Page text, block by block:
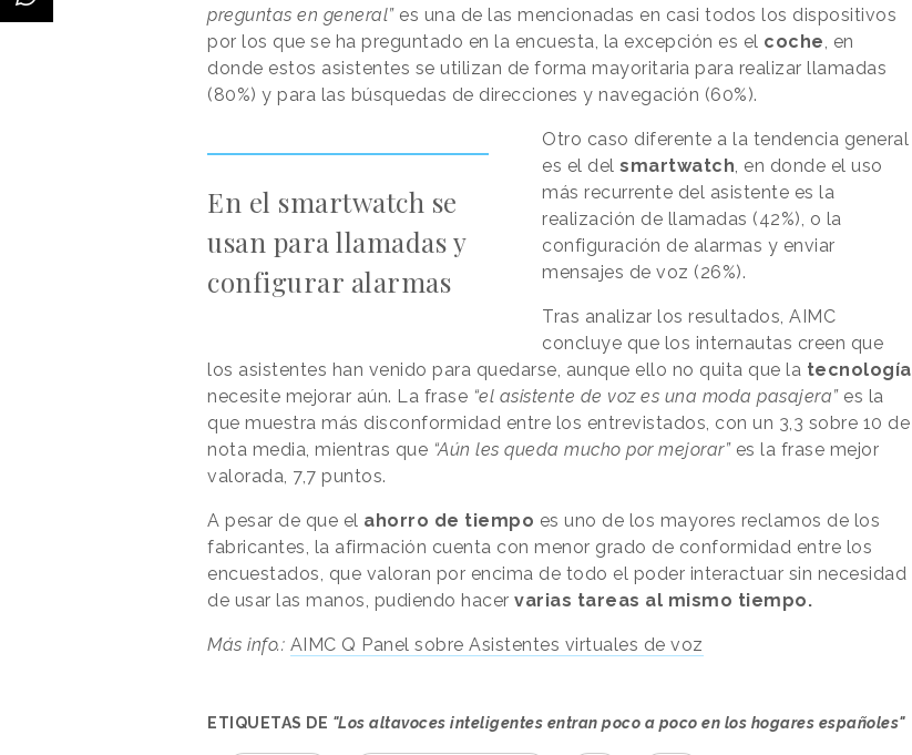
preguntas en general” es una de las mencionadas en casi todos los dispositivos
por los que se ha preguntado en la encuesta, la excepción es el coche , en
donde estos asistentes se utilizan de forma mayoritaria para realizar llamadas
(80%) y para las búsquedas de direcciones y navegación (60%).
En el smartwatch se
usan para llamadas y
configurar alarmas
Otro caso diferente a la tendencia general
es el delsmartwatch , en donde el uso
más recurrente del asistente es la
realización de llamadas (42%), o la
configuración de alarmas y enviar
mensajes de voz (26%).
Tras analizar los resultados, AIMC
concluye que los internautas creen que
los asistentes han venido para quedarse, aunque ello no quita que la tecnología
necesite mejorar aún. La frase “el asistente de voz es una moda pasajera”es la
que muestra más disconformidad entre los entrevistados, con un 3,3 sobre 10 de
nota media, mientras que “Aún les queda mucho por mejorar”es la frase mejor
valorada, 7,7 puntos.
A pesar de que el ahorro de tiempo es uno de los mayores reclamos de los
fabricantes, la afirmación cuenta con menor grado de conformidad entre los
encuestados, que valoran por encima de todo el poder interactuar sin necesidad
de usar las manos, pudiendo hacer varias tareas al mismo tiempo.
Más info.: AIMC Q Panel sobre Asistentes virtuales de voz
ETIQUETAS DE "Los altavoces inteligentes entran poco a poco en los hogares españoles"